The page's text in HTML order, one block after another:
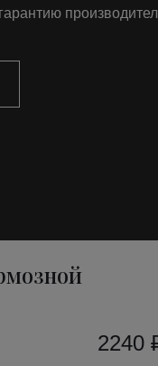
2240